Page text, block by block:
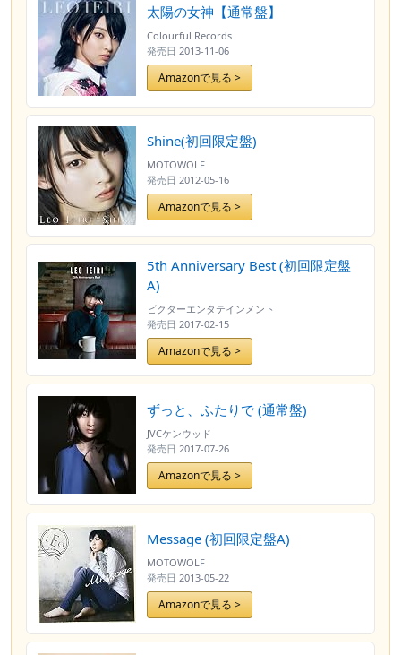
太陽の女神【通常盤】
Colourful Records
発売日 2013-11-06
Amazonで見る >
Shine(初回限定盤)
MOTOWOLF
発売日 2012-05-16
Amazonで見る >
5th Anniversary Best (初回限定盤
A)
ビクターエンタテインメント
発売日 2017-02-15
Amazonで見る >
ずっと、ふたりで (通常盤)
JVCケンウッド
発売日 2017-07-26
Amazonで見る >
Message (初回限定盤A)
MOTOWOLF
発売日 2013-05-22
Amazonで見る >